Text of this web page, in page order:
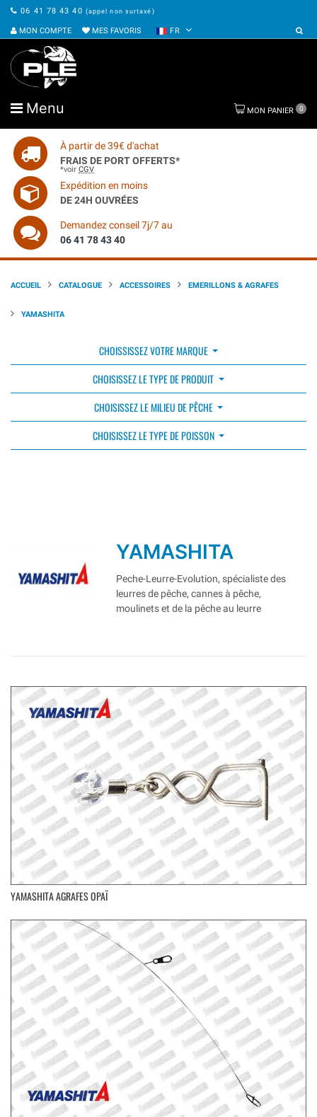
06 41 78 43 40 (appel non surtaxé)
MON COMPTE MES FAVORIS FR
Menu MON PANIER 0
À partir de 39€ d'achat
FRAIS DE PORT OFFERTS*
*voir CGV
Expédition en moins
DE 24H OUVRÉES
Demandez conseil 7j/7 au
06 41 78 43 40
ACCUEIL CATALOGUE ACCESSOIRES EMERILLONS & AGRAFES
YAMASHITA
CHOISSISSEZ VOTRE MARQUE
CHOISISSEZ LE TYPE DE PRODUIT
CHOISISSEZ LE MILIEU DE PÊCHE
CHOISISSEZ LE TYPE DE POISSON
YAMASHITA
Peche-Leurre-Evolution, spécialiste des
leurres de pêche, cannes à pêche,
moulinets et de la pêche au leurre
YAMASHITA AGRAFES OPAÏ